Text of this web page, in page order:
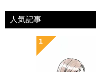
人気記事